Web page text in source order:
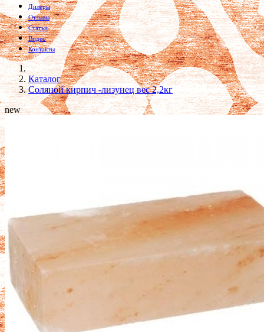
Дилеры
Отзывы
Статьи
Видео
Контакты
Каталог
Соляной кирпич -лизунец вес 2,2кг
new